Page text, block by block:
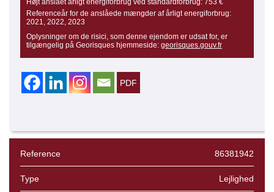
Højt anslået årligt energiforbrug ved standardforbrug: 753 €
Referenceår for de anslåede mængder af årligt energiforbrug:
2021, 2022, 2023
Oplysninger om de risici, som denne ejendom er udsat for, er
tilgængelig på Georisques hjemmeside: georisques.gouv.fr
Reference 86381942
Type Lejlighed